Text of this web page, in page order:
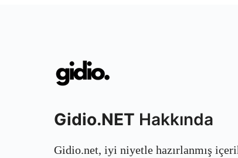
Gidio.NET Hakkında
Gidio.net, iyi niyetle hazırlanmış